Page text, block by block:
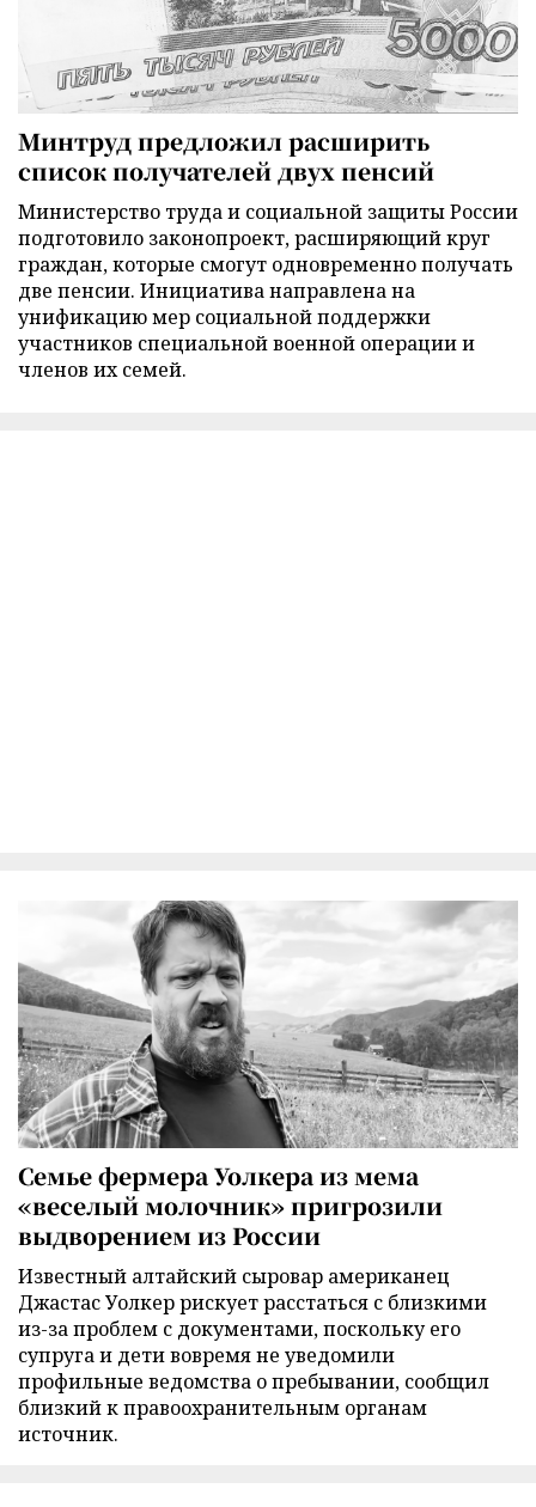
Минтруд предложил расширить
список получателей двух пенсий
Министерство труда и социальной защиты России
подготовило законопроект, расширяющий круг
граждан, которые смогут одновременно получать
две пенсии. Инициатива направлена на
унификацию мер социальной поддержки
участников специальной военной операции и
членов их семей.
Семье фермера Уолкера из мема
«веселый молочник» пригрозили
выдворением из России
Известный алтайский сыровар американец
Джастас Уолкер рискует расстаться с близкими
из-за проблем с документами, поскольку его
супруга и дети вовремя не уведомили
профильные ведомства о пребывании, сообщил
близкий к правоохранительным органам
источник.